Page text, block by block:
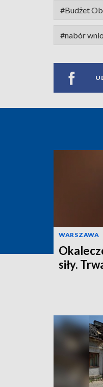
#Budżet
#nabór
WARSZAWA
siły.